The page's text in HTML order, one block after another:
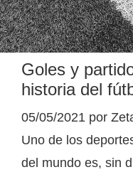
Goles y
historia del
05/05/2021 por
Uno de los
del mundo es, sin